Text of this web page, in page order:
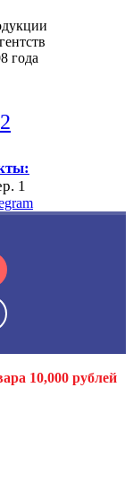
года
1
10,000 рублей